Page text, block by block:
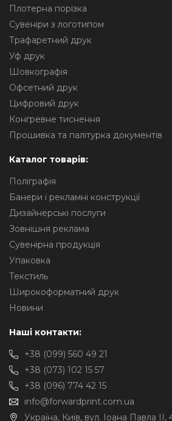
Плотерна порізка
Сувеніри з логотипом
Трафаретний друк
Уф друк
Шовкографія
Офсетний друк
Цифровий друк
Конгревне тиснення
Прошивка та палітурка документів
Каталог товарів:
Поліграфія
Банери і рекламні конструкції
Дизайнерські послуги
Зовнішня реклама
Сувенірна продукція
Упаковка
Текстиль
Широкоформатний друк
Новини
Наші контакти:
+38 (099) 560 49 21
+38 (073) 102 15 57
+38 (096) 774 42 15
info@forwardprint.com.ua
Україна, Київ, вул. Іоана Павла